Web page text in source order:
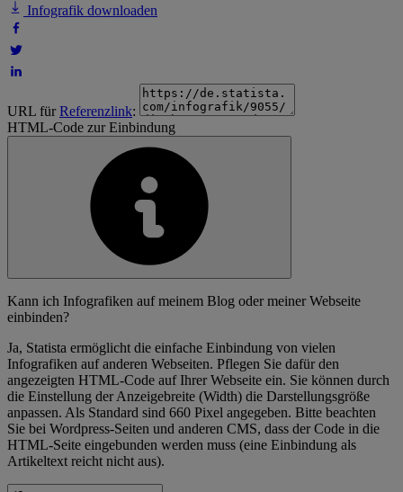
Infografik downloaden
URL fürReferenzlink:
HTML-Code zur Einbindung
Kann ich Infografiken auf meinem Blog oder meiner Webseite
einbinden?
Ja, Statista ermöglicht die einfache Einbindung von vielen
Infografiken auf anderen Webseiten. Pflegen Sie dafür den
angezeigten HTML-Code auf Ihrer Webseite ein. Sie können durch
die Einstellung der Anzeigebreite (Width) die Darstellungsgröße
anpassen. Als Standard sind 660 Pixel angegeben. Bitte beachten
Sie bei Wordpress-Seiten und anderen CMS, dass der Code in die
HTML-Seite eingebunden werden muss (eine Einbindung als
Artikeltext reicht nicht aus).